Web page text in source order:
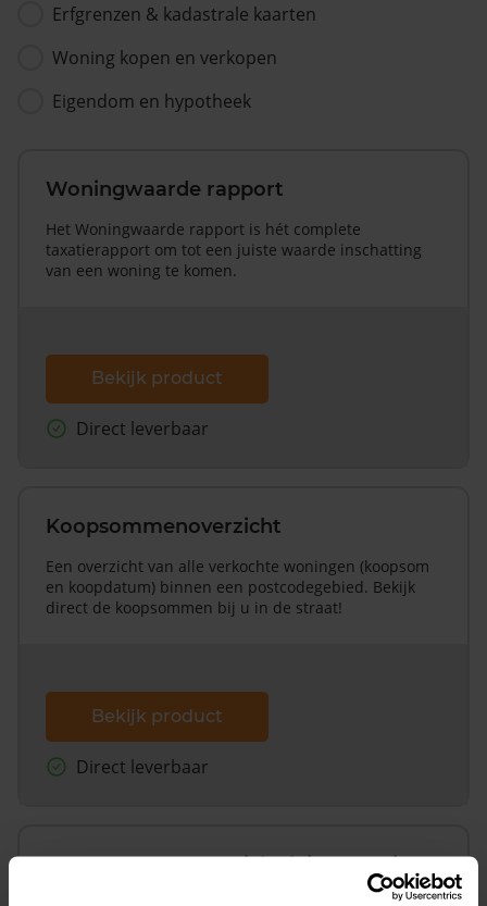
Erfgrenzen & kadastrale kaarten
Woning kopen en verkopen
Eigendom en hypotheek
Woningwaarde rapport
Het Woningwaarde rapport is hét complete
taxatierapport om tot een juiste waarde inschatting
van een woning te komen.
Bekijk product
Direct leverbaar
Koopsommenoverzicht
Een overzicht van alle verkochte woningen (koopsom
en koopdatum) binnen een postcodegebied. Bekijk
direct de koopsommen bij u in de straat!
Bekijk product
Direct leverbaar
Koopsommenoverzicht (1 jaar gratis